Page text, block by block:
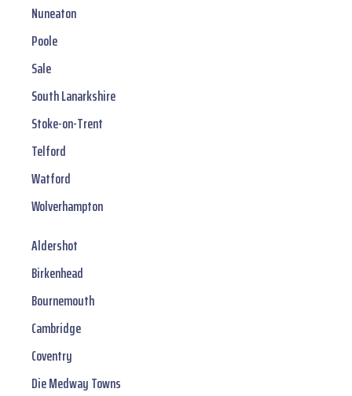
Nuneaton
Poole
Sale
South Lanarkshire
Stoke-on-Trent
Telford
Watford
Wolverhampton
Aldershot
Birkenhead
Bournemouth
Cambridge
Coventry
Die Medway Towns